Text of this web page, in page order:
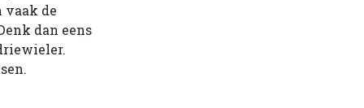
vaak de
dan eens